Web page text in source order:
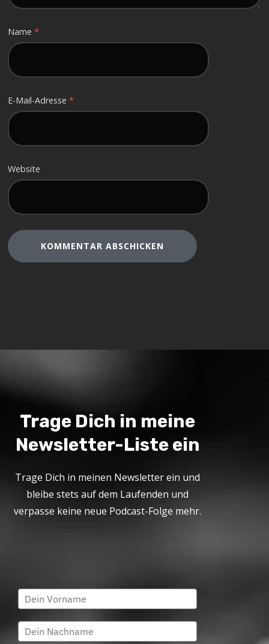
Name*
E-Mail-Adresse*
Website
Trage Dich in meine
Newsletter-Liste ein
Trage Dich in meinen Newsletter ein und
bleibe stets auf dem Laufenden und
verpasse keine neue Podcast-Folge mehr.